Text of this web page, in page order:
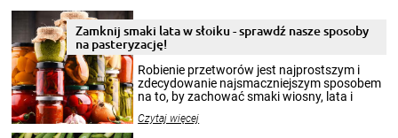
Zamknij smaki lata w słoiku - sprawdź nasze sposoby
na pasteryzację!
Robienie przetworów jest najprostszym i
zdecydowanie najsmaczniejszym sposobem
na to, by zachować smaki wiosny, lata i
krajobrazów, by cieszyć nimi oko w sezonie
Czytaj więcej